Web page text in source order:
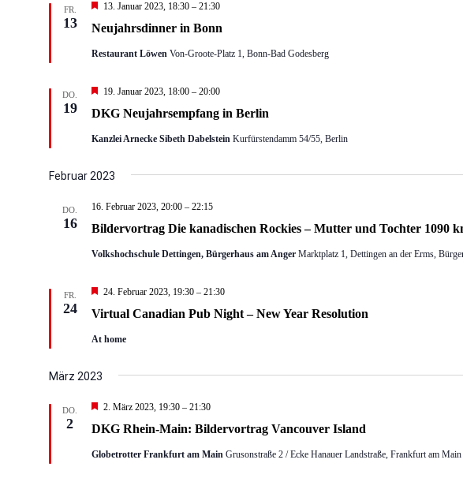
FR.
13 Neujahrsdinner in Bonn
Hervorgehoben
13. Januar 2023, 18:30– 21:30
Restaurant Löwen Von-Groote-Platz 1, Bonn-Bad Godesberg
DO.
19 DKG Neujahrsempfang in Berlin
Hervorgehoben
19. Januar 2023, 18:00– 20:00
Kanzlei Arnecke Sibeth Dabelstein Kurfürstendamm 54/55, Berlin
Februar 2023
DO.
16 Bildervortrag Die kanadischen Rockies – Mutter und Tochter 1090
16. Februar 2023, 20:00– 22:15
Volkshochschule Dettingen, Bürgerhaus am Anger Marktplatz 1, Dettingen an der Erms,
FR.
24 Virtual Canadian Pub Night – New Year Resolution
Hervorgehoben
24. Februar 2023, 19:30– 21:30
At home
März 2023
DO.
2 DKG Rhein-Main: Bildervortrag Vancouver Island
Hervorgehoben
2. März 2023, 19:30– 21:30
Globetrotter Frankfurt am Main Grusonstraße 2 / Ecke Hanauer Landstraße, Frankfurt am Main